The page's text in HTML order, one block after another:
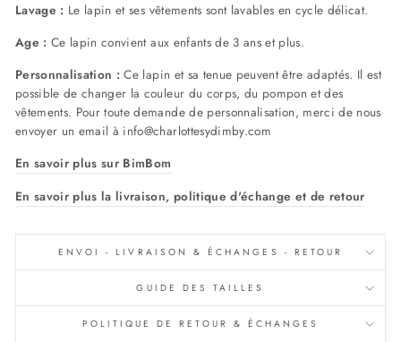
Lavage : Le lapin et ses vêtements sont lavables en cycle délicat.
Age : Ce lapin convient aux enfants de 3 ans et plus.
Personnalisation : Ce lapin et sa tenue peuvent être adaptés. Il est
possible de changer la couleur du corps, du pompon et des
vêtements. Pour toute demande de personnalisation, merci de nous
envoyer un email à info@charlottesydimby.com
En savoir plus sur BimBom
En savoir plus la livraison, politique d'échange et de retour
ENVOI - LIVRAISON & ÉCHANGES - RETOUR
GUIDE DES TAILLES
POLITIQUE DE RETOUR & ÉCHANGES